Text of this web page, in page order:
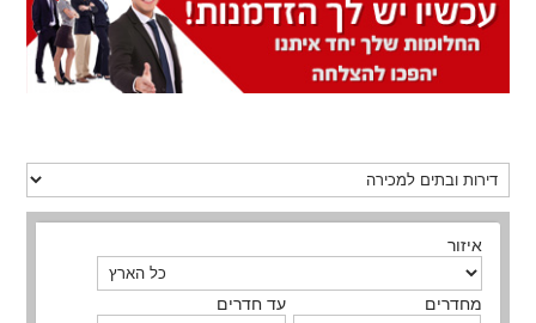
איזור
מחדרים עד חדרים